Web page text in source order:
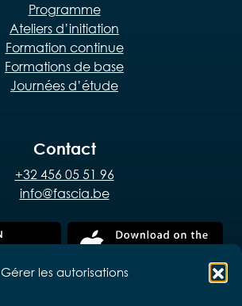
Gérer les autorisations
Programme
Ateliers d’initiation
Formation continue
Formations de base
Journées d’étude
Contact
+32 456 05 51 96
info@fascia.be